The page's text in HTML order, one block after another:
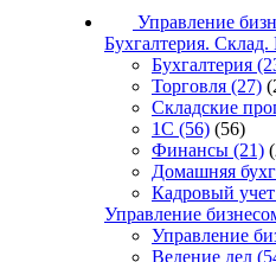
Управление
Бухгалтерия.
Бухгалтерия
Торговля (27)
Складские
1С (56) (56)
Финансы (21)
Домашняя
Кадровый учет
Управление
Управление
Ведение дел